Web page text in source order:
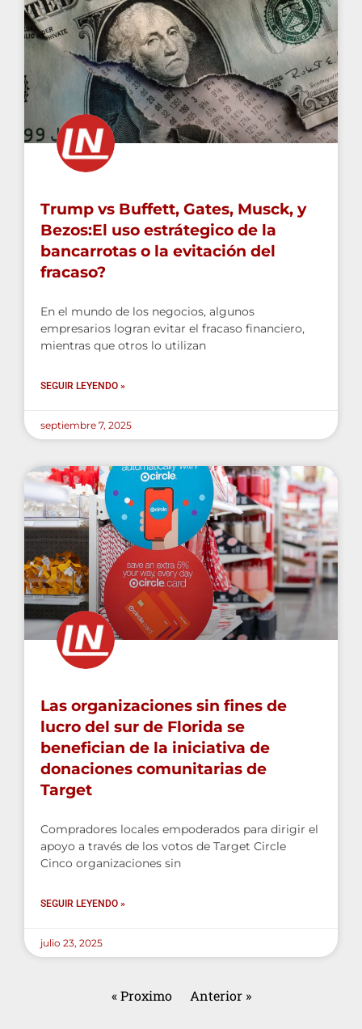
Trump vs Buffett, Gates, Musck, y
Bezos:El uso estrátegico de la
bancarrotas o la evitación del
fracaso?
En el mundo de los negocios, algunos
empresarios logran evitar el fracaso financiero,
mientras que otros lo utilizan
SEGUIR LEYENDO »
septiembre 7, 2025
Las organizaciones sin fines de
lucro del sur de Florida se
benefician de la iniciativa de
donaciones comunitarias de
Target
Compradores locales empoderados para dirigir el
apoyo a través de los votos de Target Circle
Cinco organizaciones sin
SEGUIR LEYENDO »
julio 23, 2025
« Proximo Anterior »